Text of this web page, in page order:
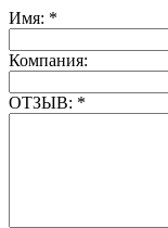
Имя: *
Компания:
ОТЗЫВ: *